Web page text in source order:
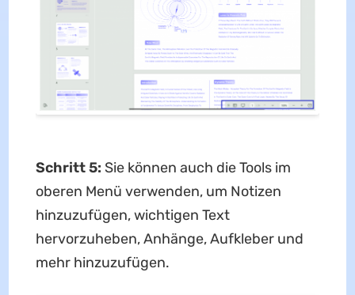
Schritt 5: Sie können auch die Tools im
oberen Menü verwenden, um Notizen
hinzuzufügen, wichtigen Text
hervorzuheben, Anhänge, Aufkleber und
mehr hinzuzufügen.